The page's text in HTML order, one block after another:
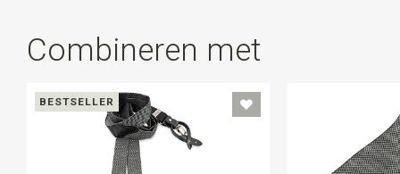
Combineren met
BESTSELLER